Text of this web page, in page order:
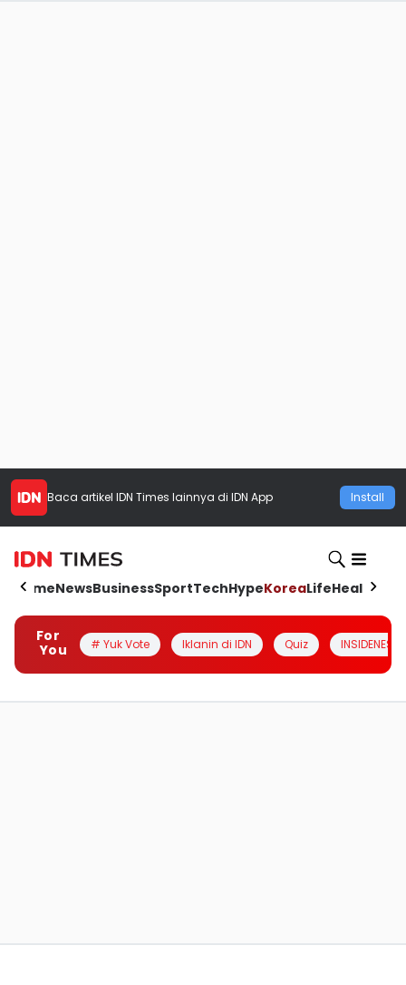
Baca artikel IDN Times lainnya di IDN App Install
HomeNewsBusinessSportTechHypeKoreaLifeHealth
For
You
# Yuk Vote Iklanin di IDN Quiz INSIDENESIA